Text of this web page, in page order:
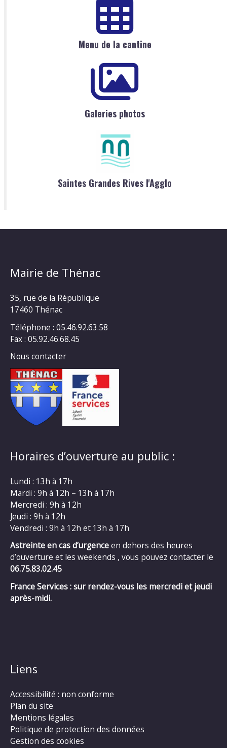
Menu de la cantine
Galeries photos
Saintes Grandes Rives l'Agglo
Mairie de Thénac
35, rue de la République
17460 Thénac
Téléphone : 05.46.92.63.58
Fax : 05.92.46.68.45
Nous contacter
Horaires d’ouverture au public :
Lundi : 13h à 17h
Mardi : 9h à 12h – 13h à 17h
Mercredi : 9h à 12h
Jeudi : 9h à 12h
Vendredi : 9h à 12h et 13h à 17h
Astreinte en cas d’urgenceen dehors des heures
d’ouverture et les weekends , vous pouvez contacter le
06.75.83.02.45
France Services : sur rendez-vous les mercredi et jeudi
après-midi.
Liens
Accessibilité : non conforme
Plan du site
Mentions légales
Politique de protection des données
Gestion des cookies